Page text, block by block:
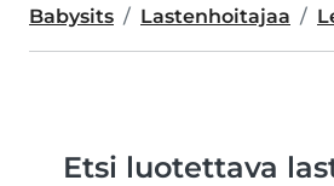
Babysits Lastenhoitajaa
Etsi luotettava